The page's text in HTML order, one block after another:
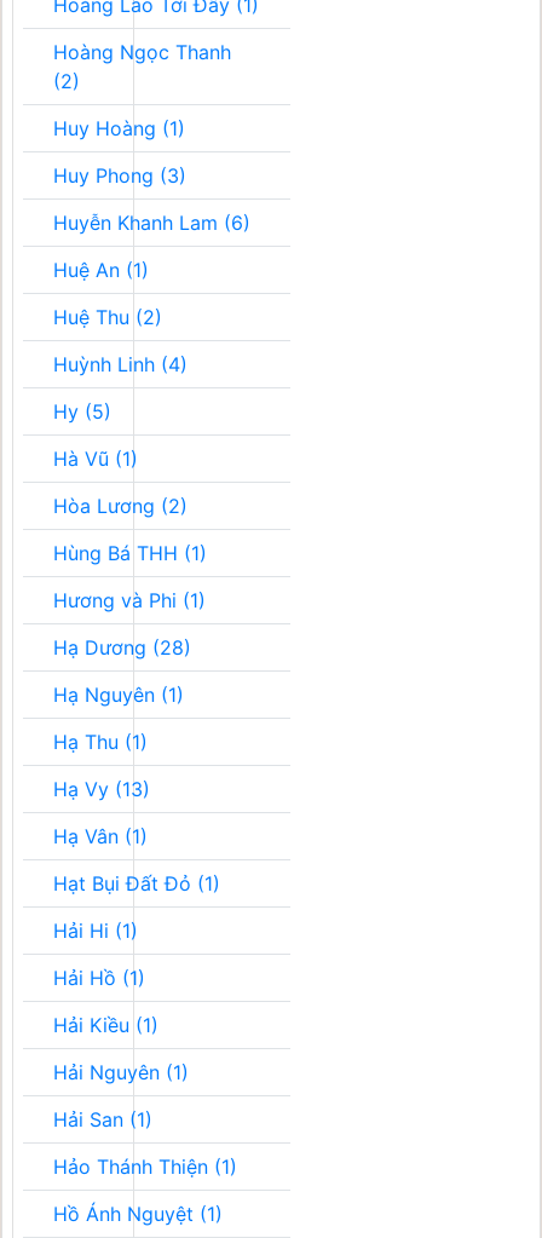
Hoàng Lão Tới Đây (1)
Hoàng Ngọc Thanh
(2)
Huy Hoàng (1)
Huy Phong (3)
Huyễn Khanh Lam (6)
Huệ An (1)
Huệ Thu (2)
Huỳnh Linh (4)
Hy (5)
Hà Vũ (1)
Hòa Lương (2)
Hùng Bá THH (1)
Hương và Phi (1)
Hạ Dương (28)
Hạ Nguyên (1)
Hạ Thu (1)
Hạ Vy (13)
Hạ Vân (1)
Hạt Bụi Đất Đỏ (1)
Hải Hi (1)
Hải Hồ (1)
Hải Kiều (1)
Hải Nguyên (1)
Hải San (1)
Hảo Thánh Thiện (1)
Hồ Ánh Nguyệt (1)